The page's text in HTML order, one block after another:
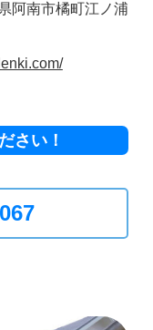
阿南市橘町江ノ浦
さい！